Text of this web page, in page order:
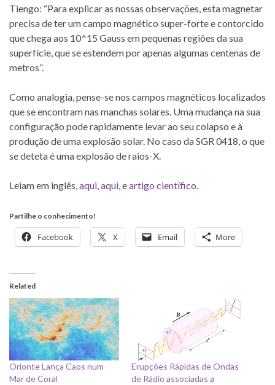
Tiengo: “Para explicar as nossas observações, esta magnetar
precisa de ter um campo magnético super-forte e contorcido
que chega aos 10^15 Gauss em pequenas regiões da sua
superfície, que se estendem por apenas algumas centenas de
metros”.
Como analogia, pense-se nos campos magnéticos localizados
que se encontram nas manchas solares. Uma mudança na sua
configuração pode rapidamente levar ao seu colapso e à
produção de uma explosão solar. No caso da SGR 0418, o que
se deteta é uma explosão de raios-X.
Leiam em inglês,aqui,aqui, eartigo científico.
Partilhe o conhecimento!
Facebook X Email More
Related
Orionte Lança Caos num
Mar de Coral
Erupções Rápidas de Ondas
de Rádio associadas a